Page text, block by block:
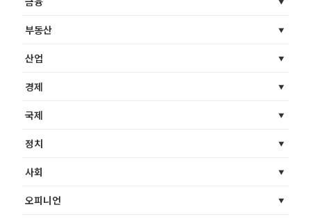
부동산
산업
경제
국제
정치
사회
오피니언